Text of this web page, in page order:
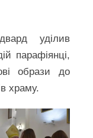
уділив
парафіянці,
образи до
храму.